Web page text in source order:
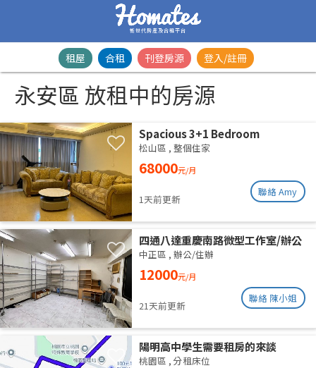
新世代房產及合租平台
租屋 合租 刊登房源 登入/註冊
永安區 放租中的房源
Spacious 3+1 Bedroom
Residence | Songshan District |
Taipei Arena MRTSpacious 42-
Ping Designer Apartment | Near
松山區 , 整個住家
68000元/月
1天前更新
聯絡 Amy
四通八達重慶南路微型工作室/辦公
室出租
中正區 , 辦公/住辦
12000元/月
21天前更新
聯絡 陳小姐
陽明高中學生需要租房的來談
桃園區 , 分租床位